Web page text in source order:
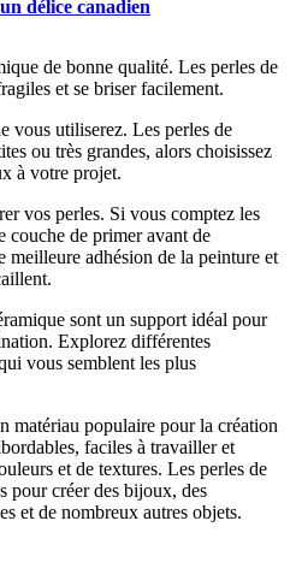
délice canadien
de bonne qualité. Les perles de
et se briser facilement.
vous utiliserez. Les perles de
ou très grandes, alors choisissez
à votre projet.
vos perles. Si vous comptez les
couche de primer avant de
meilleure adhésion de la peinture et
sont un support idéal pour
Explorez différentes
vous semblent les plus
matériau populaire pour la création
faciles à travailler et
et de textures. Les perles de
pour créer des bijoux, des
et de nombreux autres objets.